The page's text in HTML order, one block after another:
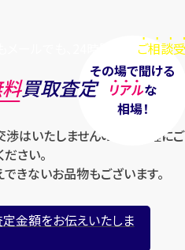
ご相談
その場で聞ける
リアルな
相場！
買取査定
はいたしませんのでお気軽にご
さい。
きないお品物もございます。
定金額をお伝えいたしま